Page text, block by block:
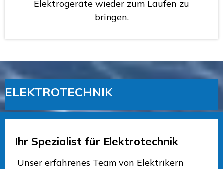
Elektrogeräte wieder zum Laufen zu
bringen.
ELEKTROTECHNIK
Ihr Spezialist für Elektrotechnik
Unser erfahrenes Team von Elektrikern